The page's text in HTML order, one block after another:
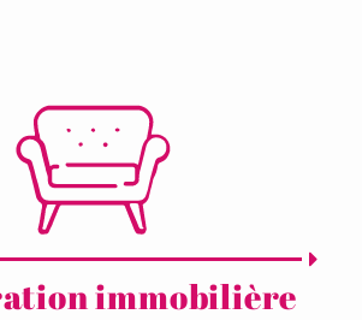
immobilière